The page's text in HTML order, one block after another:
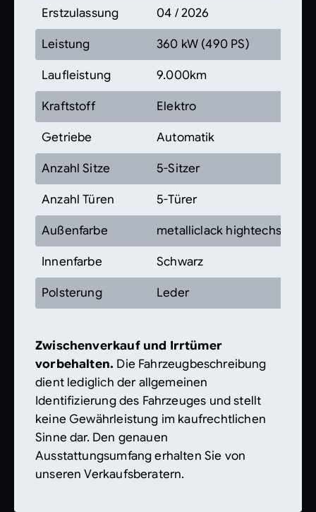
Erstzulassung 04 / 2026
Leistung 360 kW (490 PS)
Laufleistung 9.000km
Kraftstoff Elektro
Getriebe Automatik
Anzahl Sitze 5-Sitzer
Anzahl Türen 5-Türer
Außenfarbe metalliclack hightechsilber
Innenfarbe Schwarz
Polsterung Leder
Zwischenverkauf und Irrtümer
vorbehalten. Die Fahrzeugbeschreibung
dient lediglich der allgemeinen
Identifizierung des Fahrzeuges und stellt
keine Gewährleistung im kaufrechtlichen
Sinne dar. Den genauen
Ausstattungsumfang erhalten Sie von
unseren Verkaufsberatern.